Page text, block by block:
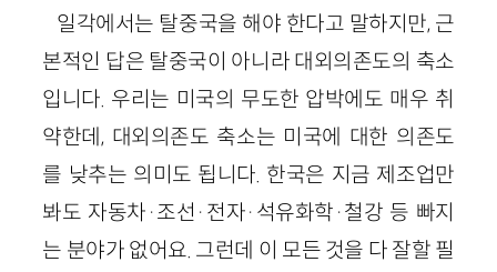
일각에서는 탈중국을 해야 한다고 말하지만, 근
본적인 답은 탈중국이 아니라 대외의존도의 축소
입니다. 우리는 미국의 무도한 압박에도 매우 취
약한데, 대외의존도 축소는 미국에 대한 의존도
를 낮추는 의미도 됩니다. 한국은 지금 제조업만
봐도 자동차·조선·전자·석유화학·철강 등 빠지
는 분야가 없어요. 그런데 이 모든 것을 다 잘할 필